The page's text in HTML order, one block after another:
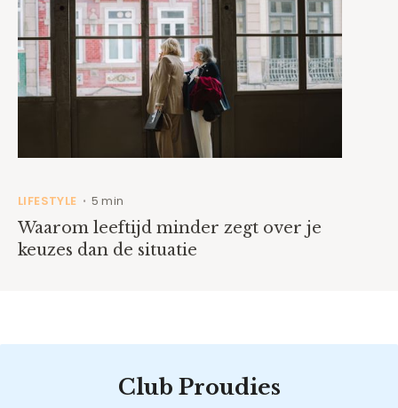
LIFESTYLE • 5 min
Waarom leeftijd minder zegt over je
keuzes dan de situatie
Club Proudies